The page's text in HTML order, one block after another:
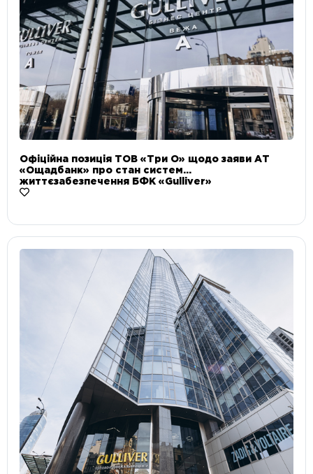
Офіційна позиція ТОВ «Три О» щодо заяви АТ
«Ощадбанк» про стан систем
життєзабезпечення БФК «Gulliver»